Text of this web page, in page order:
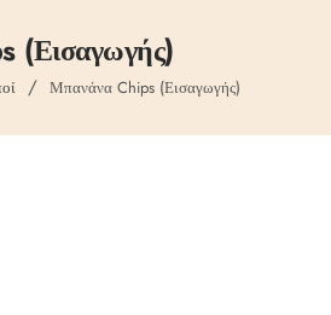
(Εισαγωγής)
Μπανάνα Chips (Εισαγωγής)